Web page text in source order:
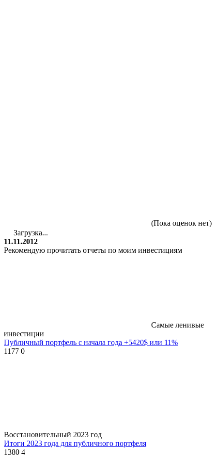
(Пока оценок нет)
Загрузка...
11.11.2012
Рекомендую прочитать отчеты по моим инвестициям
Самые ленивые
инвестиции
Публичный портфель с начала года +5420$ или 11%
1177 0
Восстановительный 2023 год
Итоги 2023 года для публичного портфеля
1380 4